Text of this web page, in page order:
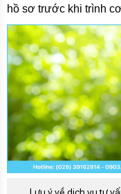
hồ sơ trước khi trình